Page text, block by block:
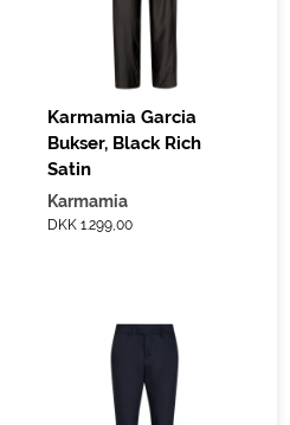
Karmamia Garcia
Bukser, Black Rich
Satin
Karmamia
DKK 1.299,00